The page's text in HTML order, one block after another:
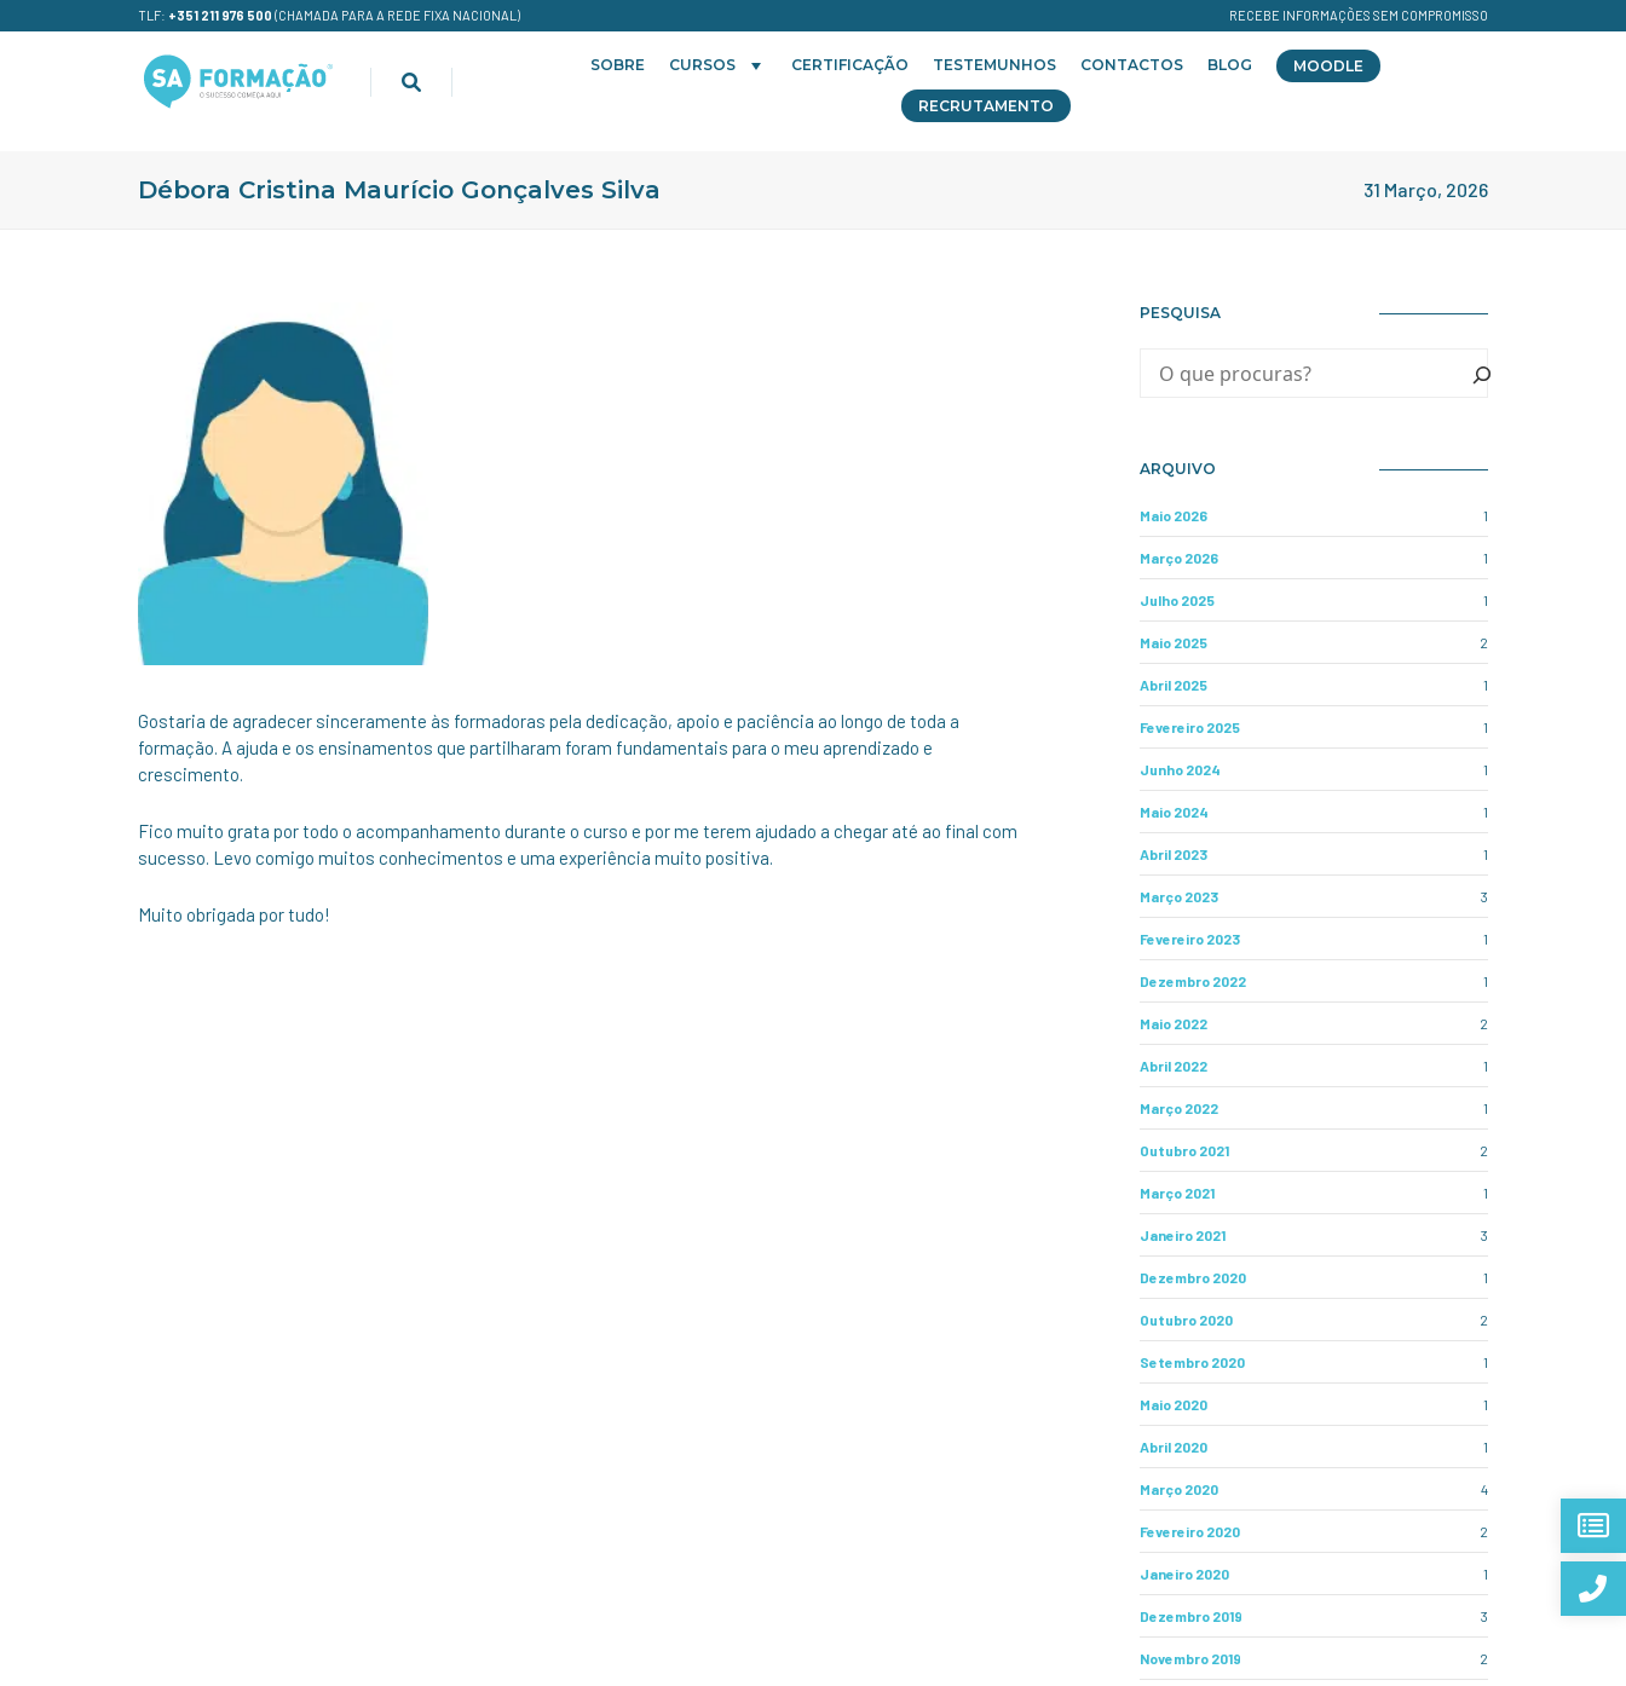
TLF: +351 211 976 500 (CHAMADA PARA A REDE FIXA NACIONAL) RECEBE INFORMAÇÕES SEM COMPROMISSO
SOBRE CURSOS CERTIFICAÇÃO TESTEMUNHOS CONTACTOS BLOG MOODLE
RECRUTAMENTO
Débora Cristina Maurício Gonçalves Silva 31 Março, 2026
Gostaria de agradecer sinceramente às formadoras pela dedicação, apoio e paciência ao longo de toda a
formação. A ajuda e os ensinamentos que partilharam foram fundamentais para o meu aprendizado e
crescimento.
Fico muito grata por todo o acompanhamento durante o curso e por me terem ajudado a chegar até ao final com
sucesso. Levo comigo muitos conhecimentos e uma experiência muito positiva.
Muito obrigada por tudo!
PESQUISA
ARQUIVO
Maio 2026 1
Março 2026 1
Julho 2025 1
Maio 2025 2
Abril 2025 1
Fevereiro 2025 1
Junho 2024 1
Maio 2024 1
Abril 2023 1
Março 2023 3
Fevereiro 2023 1
Dezembro 2022 1
Maio 2022 2
Abril 2022 1
Março 2022 1
Outubro 2021 2
Março 2021 1
Janeiro 2021 3
Dezembro 2020 1
Outubro 2020 2
Setembro 2020 1
Maio 2020 1
Abril 2020 1
Março 2020 4
Fevereiro 2020 2
Janeiro 2020 1
Dezembro 2019 3
Novembro 2019 2